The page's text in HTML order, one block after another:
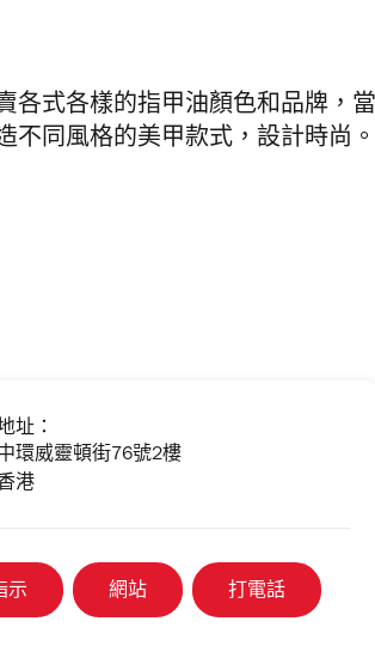
各式各樣的指甲油顏色和品牌，當
不同風格的美甲款式，設計時尚。
址：
環威靈頓街76號2樓
港
示 網站 打電話